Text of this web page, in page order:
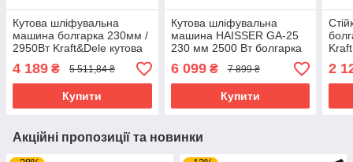
Кутова шліфувальна
машина болгарка 230мм /
2950Вт Kraft&Dele кутова
шліфмашина
4 189 ₴ 5 511,84 ₴
Купити
Кутова шліфувальна
машина HAISSER GA-25
230 мм 2500 Вт болгарка
для шліфування
електрична болгарка для
будинку
6 099₴ 7 899 ₴
Купити
під
2
Акційні пропозиції та новинки